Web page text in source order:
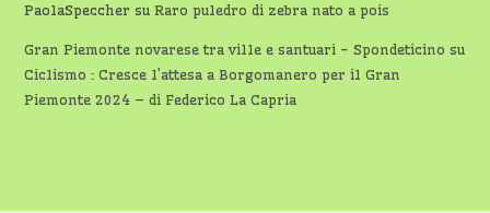
PaolaSpeccher suRaro puledro di zebra nato a pois
Gran Piemonte novarese tra ville e santuari - Spondeticino su
Ciclismo : Cresce l’attesa a Borgomanero per il Gran
Piemonte 2024 – di Federico La Capria